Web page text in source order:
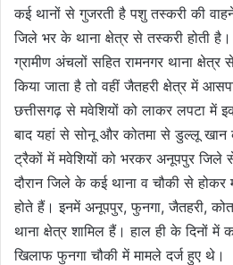
कई थानों से गुजरती है पशु तस्करी की
जिले भर के थाना क्षेत्र से तस्करी होती
ग्रामीण अंचलों सहित रामनगर थाना
किया जाता है तो वहीं जैतहरी क्षेत्र में
छत्तीसगढ़ से मवेशियों को लाकर लपटा में
बाद यहां से सोनू और कोतमा से डुल्लू खान
ट्रैकों में मवेशियों को भरकर अनूपपुर जिले
दौरान जिले के कई थाना व चौकी से होकर
होते हैं। इनमें अनूपपुर, फुनगा, जैतहरी,
थाना क्षेत्र शामिल हैं। हाल ही के दिनों में
खिलाफ फुनगा चौकी में मामले दर्ज हुए थे।